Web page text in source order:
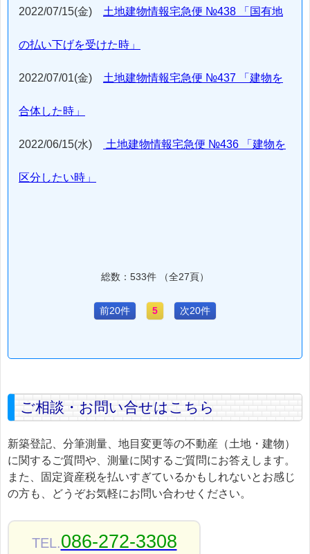
2022/07/15(金) 土地建物情報宅急便 №438 「国有地
の払い下げを受けた時」
2022/07/01(金) 土地建物情報宅急便 №437 「建物を
合体した時」
2022/06/15(水) 土地建物情報宅急便 №436 「建物を
区分したい時」
総数：533件 （全27頁）
前20件 5 次20件
ご相談・お問い合せはこちら
新築登記、分筆測量、地目変更等の不動産（土地・建物）
に関するご質問や、測量に関するご質問にお答えします。
また、固定資産税を払いすぎているかもしれないとお感じ
の方も、どうぞお気軽にお問い合わせください。
TEL.086-272-3308